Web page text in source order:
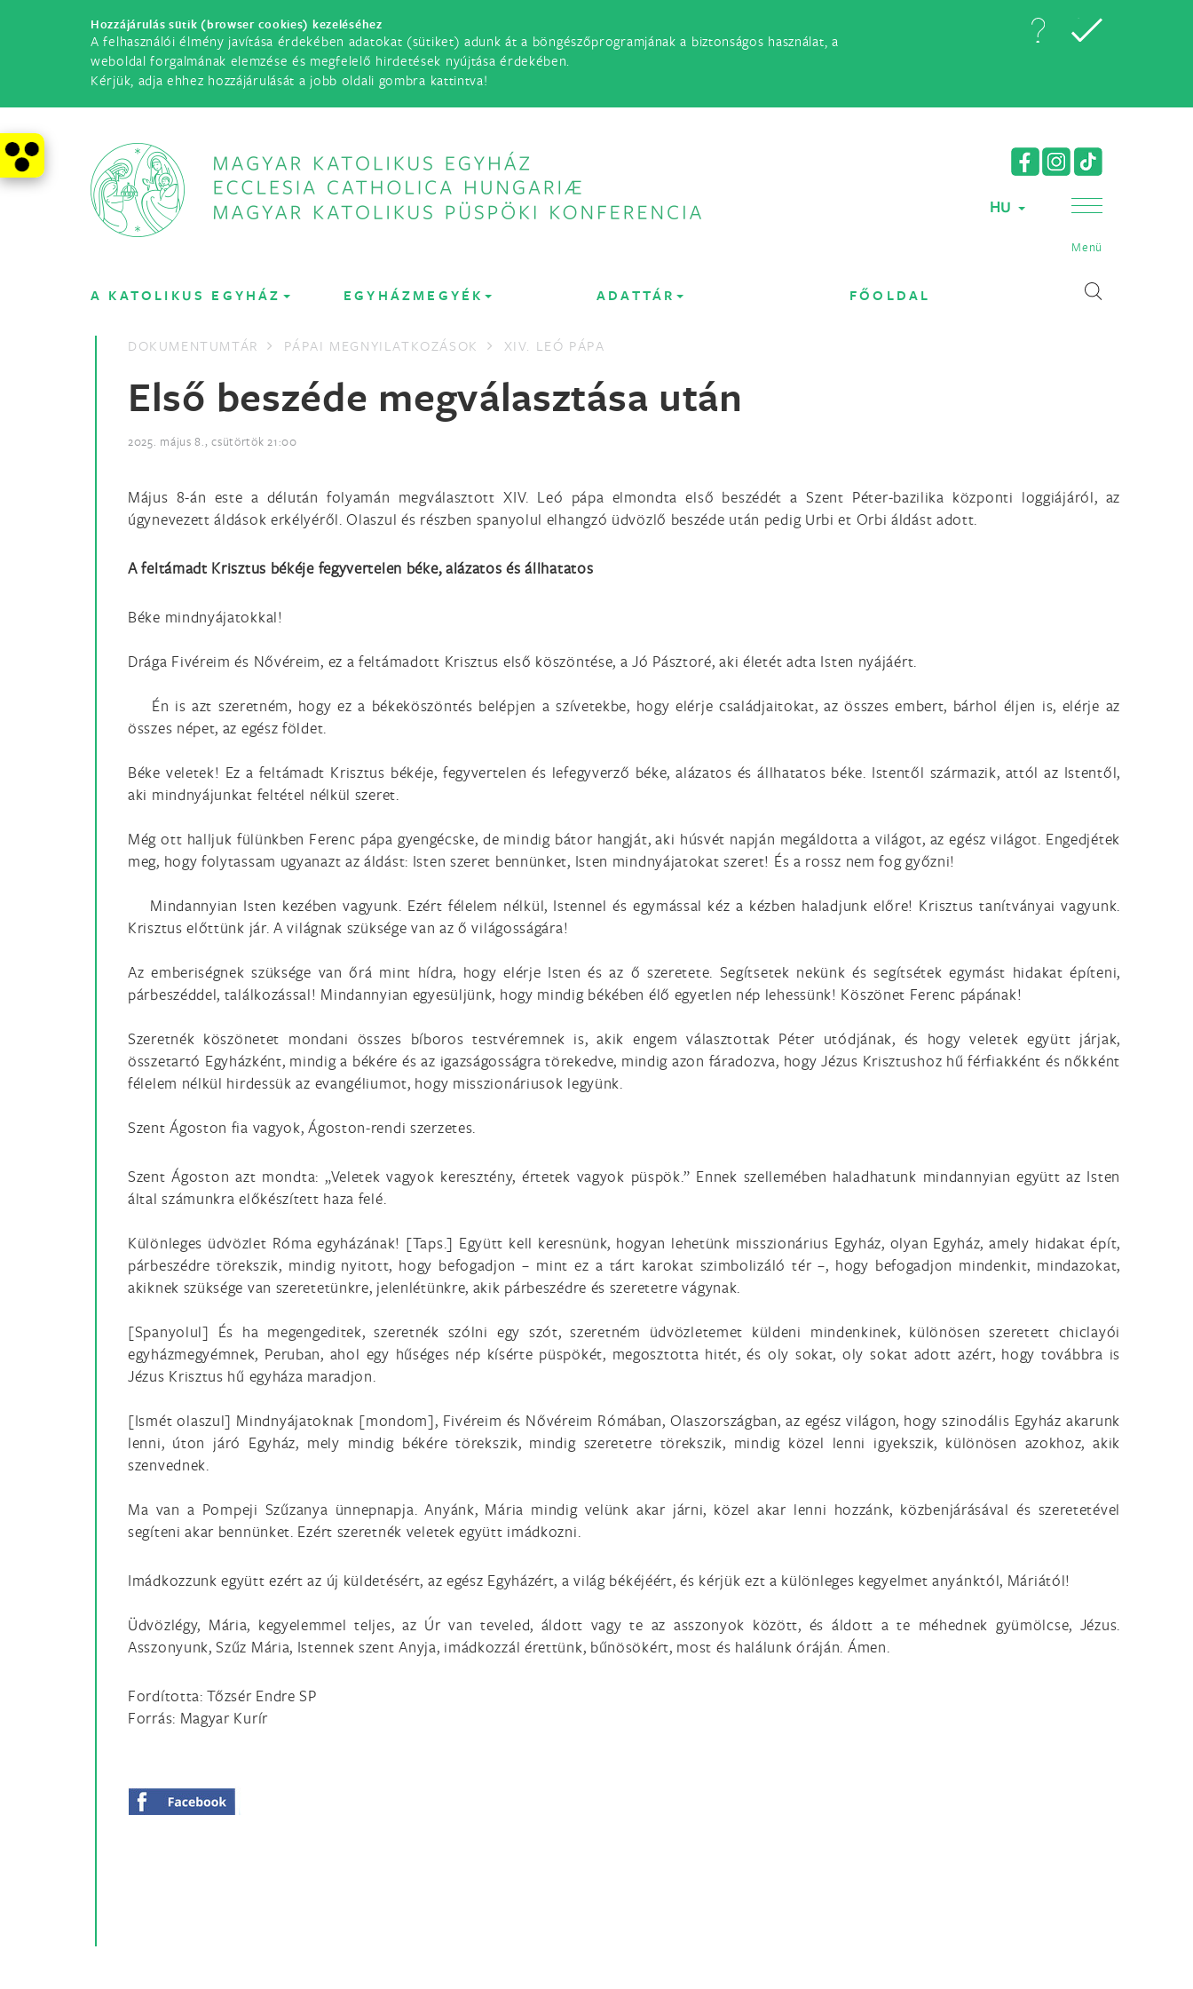
Hozzájárulás sütik (browser cookies) kezeléséhez
A felhasználói élmény javítása érdekében adatokat (sütiket) adunk át a böngészőprogramjának a biztonságos használat, a
weboldal forgalmának elemzése és megfelelő hirdetések nyújtása érdekében.
Kérjük, adja ehhez hozzájárulását a jobb oldali gombra kattintva!
HU
Menü
A KATOLIKUS EGYHÁZ EGYHÁZMEGYÉK ADATTÁR FŐOLDAL
DOKUMENTUMTÁR PÁPAI MEGNYILATKOZÁSOK XIV. LEÓ PÁPA
Első beszéde megválasztása után
2025. május 8., csütörtök 21:00
Május 8-án este a délután folyamán megválasztott XIV. Leó pápa elmondta első beszédét a Szent Péter-bazilika központi loggiájáról, az
úgynevezett áldások erkélyéről. Olaszul és részben spanyolul elhangzó üdvözlő beszéde után pedig Urbi et Orbi áldást adott.
A feltámadt Krisztus békéje fegyvertelen béke, alázatos és állhatatos
Béke mindnyájatokkal!
Drága Fivéreim és Nővéreim, ez a feltámadott Krisztus első köszöntése, a Jó Pásztoré, aki életét adta Isten nyájáért.
Én is azt szeretném, hogy ez a békeköszöntés belépjen a szívetekbe, hogy elérje családjaitokat, az összes embert, bárhol éljen is, elérje az
összes népet, az egész földet.
Béke veletek! Ez a feltámadt Krisztus békéje, fegyvertelen és lefegyverző béke, alázatos és állhatatos béke. Istentől származik, attól az Istentől,
aki mindnyájunkat feltétel nélkül szeret.
Még ott halljuk fülünkben Ferenc pápa gyengécske, de mindig bátor hangját, aki húsvét napján megáldotta a világot, az egész világot. Engedjétek
meg, hogy folytassam ugyanazt az áldást: Isten szeret bennünket, Isten mindnyájatokat szeret! És a rossz nem fog győzni!
Mindannyian Isten kezében vagyunk. Ezért félelem nélkül, Istennel és egymással kéz a kézben haladjunk előre! Krisztus tanítványai vagyunk.
Krisztus előttünk jár. A világnak szüksége van az ő világosságára!
Az emberiségnek szüksége van őrá mint hídra, hogy elérje Isten és az ő szeretete. Segítsetek nekünk és segítsétek egymást hidakat építeni,
párbeszéddel, találkozással! Mindannyian egyesüljünk, hogy mindig békében élő egyetlen nép lehessünk! Köszönet Ferenc pápának!
Szeretnék köszönetet mondani összes bíboros testvéremnek is, akik engem választottak Péter utódjának, és hogy veletek együtt járjak,
összetartó Egyházként, mindig a békére és az igazságosságra törekedve, mindig azon fáradozva, hogy Jézus Krisztushoz hű férfiakként és nőkként
félelem nélkül hirdessük az evangéliumot, hogy misszionáriusok legyünk.
Szent Ágoston fia vagyok, Ágoston-rendi szerzetes.
Szent Ágoston azt mondta: „Veletek vagyok keresztény, értetek vagyok püspök.” Ennek szellemében haladhatunk mindannyian együtt az Isten
által számunkra előkészített haza felé.
Különleges üdvözlet Róma egyházának! [Taps.] Együtt kell keresnünk, hogyan lehetünk misszionárius Egyház, olyan Egyház, amely hidakat épít,
párbeszédre törekszik, mindig nyitott, hogy befogadjon – mint ez a tárt karokat szimbolizáló tér –, hogy befogadjon mindenkit, mindazokat,
akiknek szüksége van szeretetünkre, jelenlétünkre, akik párbeszédre és szeretetre vágynak.
[Spanyolul] És ha megengeditek, szeretnék szólni egy szót, szeretném üdvözletemet küldeni mindenkinek, különösen szeretett chiclayói
egyházmegyémnek, Peruban, ahol egy hűséges nép kísérte püspökét, megosztotta hitét, és oly sokat, oly sokat adott azért, hogy továbbra is
Jézus Krisztus hű egyháza maradjon.
[Ismét olaszul] Mindnyájatoknak [mondom], Fivéreim és Nővéreim Rómában, Olaszországban, az egész világon, hogy szinodális Egyház akarunk
lenni, úton járó Egyház, mely mindig békére törekszik, mindig szeretetre törekszik, mindig közel lenni igyekszik, különösen azokhoz, akik
szenvednek.
Ma van a Pompeji Szűzanya ünnepnapja. Anyánk, Mária mindig velünk akar járni, közel akar lenni hozzánk, közbenjárásával és szeretetével
segíteni akar bennünket. Ezért szeretnék veletek együtt imádkozni.
Imádkozzunk együtt ezért az új küldetésért, az egész Egyházért, a világ békéjéért, és kérjük ezt a különleges kegyelmet anyánktól, Máriától!
Üdvözlégy, Mária, kegyelemmel teljes, az Úr van teveled, áldott vagy te az asszonyok között, és áldott a te méhednek gyümölcse, Jézus.
Asszonyunk, Szűz Mária, Istennek szent Anyja, imádkozzál érettünk, bűnösökért, most és halálunk óráján. Ámen.
Fordította: Tőzsér Endre SP
Forrás: Magyar Kurír